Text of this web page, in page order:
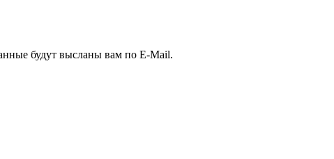
будут высланы вам по E-Mail.